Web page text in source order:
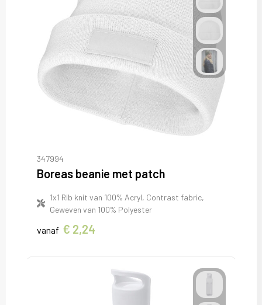
347994
Boreas beanie met patch
1x1 Rib knit van 100% Acryl, Contrast fabric,
Geweven van 100% Polyester
vanaf € 2,24